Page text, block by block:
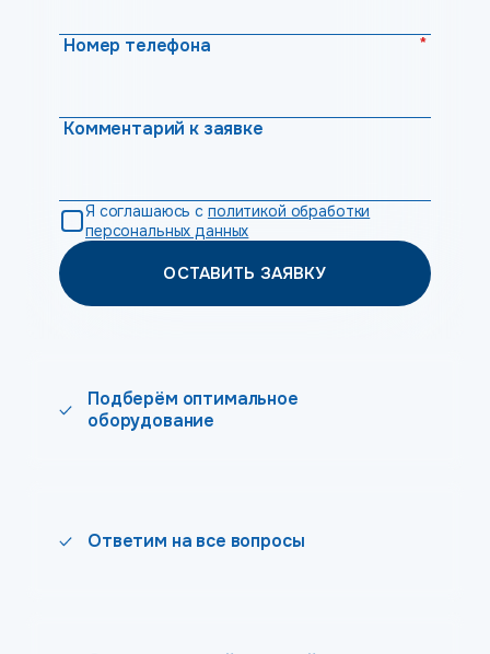
Номер телефона *
Комментарий к заявке
Я соглашаюсь с политикой обработки
персональных данных
ОСТАВИТЬ ЗАЯВКУ
Подберём оптимальное
оборудование
Ответим на все вопросы